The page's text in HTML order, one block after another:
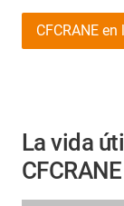
CFCRANE
La vida